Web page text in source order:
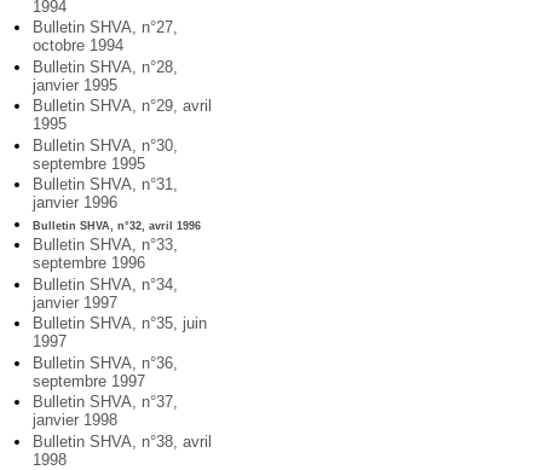
1994
Bulletin SHVA, n°27,
octobre 1994
Bulletin SHVA, n°28,
janvier 1995
Bulletin SHVA, n°29, avril
1995
Bulletin SHVA, n°30,
septembre 1995
Bulletin SHVA, n°31,
janvier 1996
Bulletin SHVA, n°32, avril 1996
Bulletin SHVA, n°33,
septembre 1996
Bulletin SHVA, n°34,
janvier 1997
Bulletin SHVA, n°35, juin
1997
Bulletin SHVA, n°36,
septembre 1997
Bulletin SHVA, n°37,
janvier 1998
Bulletin SHVA, n°38, avril
1998